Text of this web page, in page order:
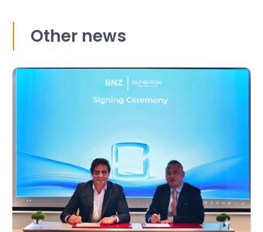
Other news